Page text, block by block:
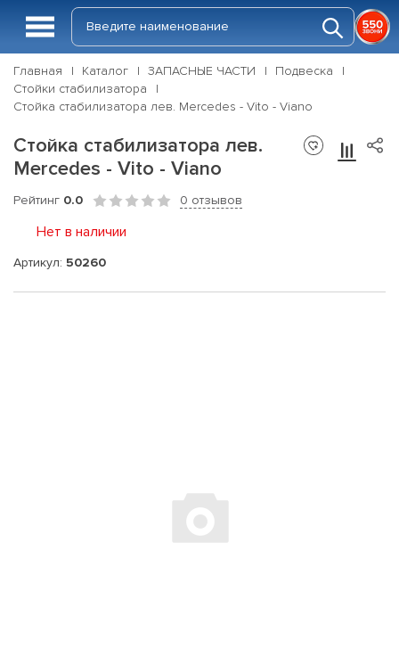
Главная Каталог ЗАПАСНЫЕ ЧАСТИ
Подвеска
Стойки стабилизатора
Стойка стабилизатора лев. Mercedes - Vito - Viano
Стойка стабилизатора лев.
Mercedes - Vito - Viano
Рейтинг 0.0 0 отзывов
Нет в наличии
Артикул: 50260